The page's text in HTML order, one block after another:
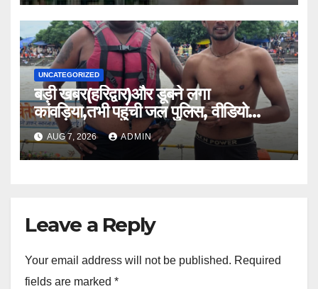
UNCATEGORIZED
बड़ी खबर(हरिद्वार)और डूबने लगा
कांवड़िया,तभी पहुंची जल पुलिस, वीडियो
वायरल।।
AUG 7, 2026 ADMIN
Leave a Reply
Your email address will not be published. Required
fields are marked *